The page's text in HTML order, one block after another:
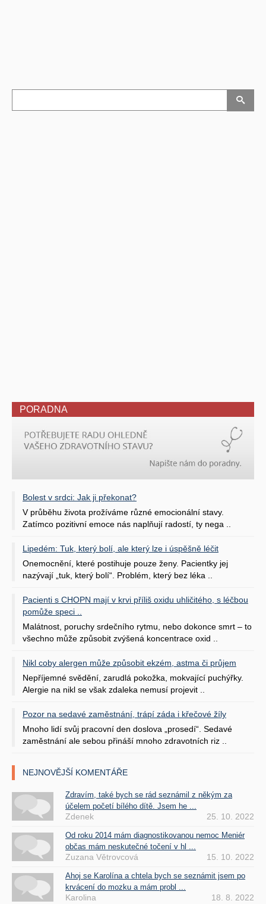
PORADNA
Bolest v srdci: Jak ji překonat?
V průběhu života prožíváme různé emocionální stavy.
Zatímco pozitivní emoce nás naplňují radostí, ty nega ..
Lipedém: Tuk, který bolí, ale který lze i úspěšně léčit
Onemocnění, které postihuje pouze ženy. Pacientky jej
nazývají „tuk, který bolí“. Problém, který bez léka ..
Pacienti s CHOPN mají v krvi příliš oxidu uhličitého, s léčbou
pomůže speci ..
Malátnost, poruchy srdečního rytmu, nebo dokonce smrt – to
všechno může způsobit zvýšená koncentrace oxid ..
Nikl coby alergen může způsobit ekzém, astma či průjem
Nepříjemné svědění, zarudlá pokožka, mokvající puchýřky.
Alergie na nikl se však zdaleka nemusí projevit ..
Pozor na sedavé zaměstnání, trápí záda i křečové žíly
Mnoho lidí svůj pracovní den doslova „prosedí“. Sedavé
zaměstnání ale sebou přináší mnoho zdravotních riz ..
NEJNOVĚJŠÍ KOMENTÁŘE
Zdravím, také bych se rád seznámil z někým za
účelem početí bílého dítě. Jsem he ...
Zdenek 25. 10. 2022
Od roku 2014 mám diagnostikovanou nemoc Meniér
občas mám neskutečné točení v hl ...
Zuzana Větrovcová 15. 10. 2022
Ahoj se Karolína a chtela bych se seznámit jsem po
krvácení do mozku a mám probl ...
Karolina 18. 8. 2022